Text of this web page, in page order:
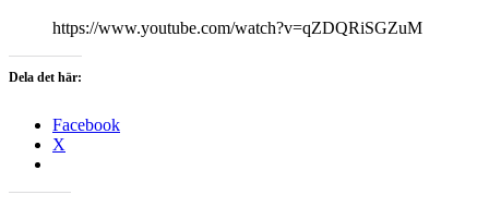
https://www.youtube.com/watch?v=qZDQRiSGZuM
Dela det här:
Facebook
X